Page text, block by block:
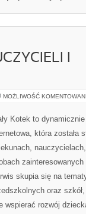
I
MOŻLIWOŚĆ
Kotek to
która została
skupia się na
oraz
wspierać rozwój